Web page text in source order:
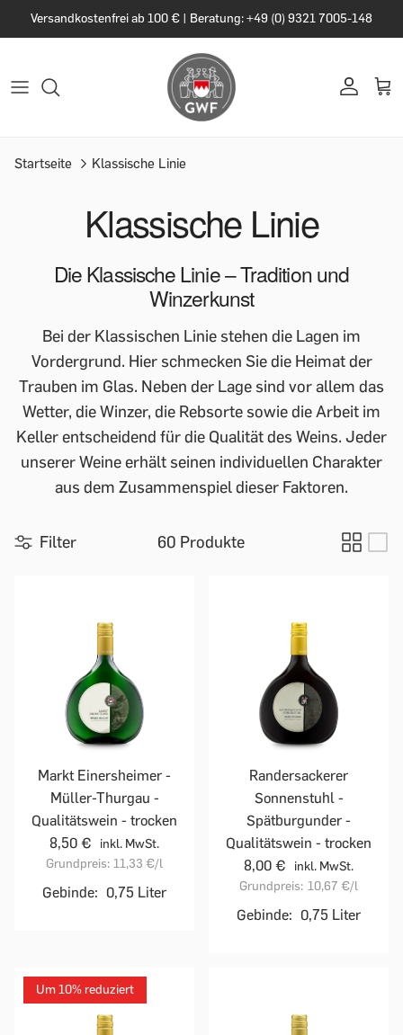
Versandkostenfrei ab 100 € | Beratung: +49 (0) 9321 7005-148
Startseite Klassische Linie
Klassische Linie
Die Klassische Linie – Tradition und
Winzerkunst
Bei der Klassischen Linie stehen die Lagen im
Vordergrund. Hier schmecken Sie die Heimat der
Trauben im Glas. Neben der Lage sind vor allem das
Wetter, die Winzer, die Rebsorte sowie die Arbeit im
Keller entscheidend für die Qualität des Weins. Jeder
unserer Weine erhält seinen individuellen Charakter
aus dem Zusammenspiel dieser Faktoren.
Filter 60 Produkte
Markt Einersheimer -
Müller-Thurgau -
Qualitätswein - trocken
8,50 €
inkl. MwSt.
Grundpreis: 11,33 €/l
Gebinde: 0,75 Liter
Randersackerer
Sonnenstuhl -
Spätburgunder -
Qualitätswein - trocken
8,00 €
inkl. MwSt.
Grundpreis: 10,67 €/l
Gebinde: 0,75 Liter
Um 10% reduziert